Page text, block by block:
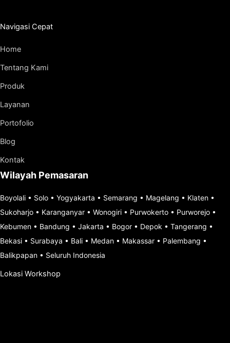
Navigasi Cepat
Home
Tentang Kami
Produk
Layanan
Portofolio
Blog
Kontak
Wilayah Pemasaran
Boyolali • Solo • Yogyakarta • Semarang • Magelang • Klaten •
Sukoharjo • Karanganyar • Wonogiri • Purwokerto • Purworejo •
Kebumen • Bandung • Jakarta • Bogor • Depok • Tangerang •
Bekasi • Surabaya • Bali • Medan • Makassar • Palembang •
Balikpapan • Seluruh Indonesia
Lokasi Workshop